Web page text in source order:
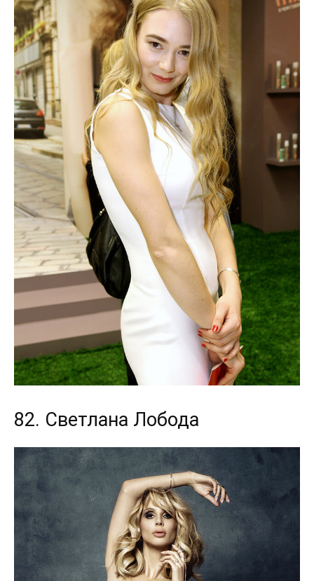
82. Светлана Лобода